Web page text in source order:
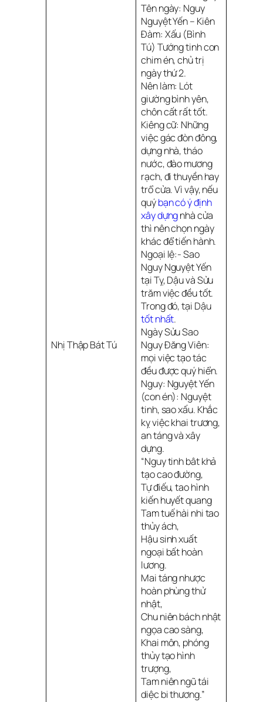
Nhị Thập Bát Tú
Tên ngày: Nguy
Nguyệt Yến – Kiên
Đàm: Xấu (Bình
Tú) Tướng tinh con
chim én, chủ trị
ngày thứ 2.
Nên làm: Lót
giường bình yên,
chôn cất rất tốt.
Kiêng cữ: Những
việc gác đòn đông,
dựng nhà, tháo
nước, đào mương
rạch, đi thuyền hay
trổ cửa. Vì vậy, nếu
quýbạn có ý định
xây dựngnhà cửa
thì nên chọn ngày
khác để tiến hành.
Ngoại lệ:- Sao
Nguy Nguyệt Yến
tại Tỵ, Dậu và Sửu
trăm việc đều tốt.
Trong đó, tại Dậu
tốt nhất.
Ngày Sửu Sao
Nguy Đăng Viên:
mọi việc tạo tác
đều được quý hiển.
Nguy: Nguyệt Yến
(con én): Nguyệt
tinh, sao xấu. Khắc
kỵ việc khai trương,
an táng và xây
dựng.
“Nguy tinh bât khả
tạo cao đường,
Tự điếu, tao hình
kiến huyết quang
Tam tuế hài nhi tao
thủy ách,
Hậu sinh xuất
ngoại bất hoàn
lương.
Mai táng nhược
hoàn phùng thử
nhật,
Chu niên bách nhật
ngọa cao sàng,
Khai môn, phóng
thủy tạo hình
trượng,
Tam niên ngũ tái
diệc bi thương.”